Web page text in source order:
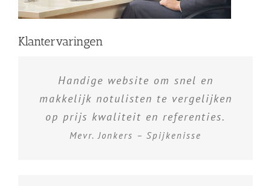
Klantervaringen
Handige website om snel en
makkelijk notulisten te vergelijken
op prijs kwaliteit en referenties.
Mevr. Jonkers – Spijkenisse